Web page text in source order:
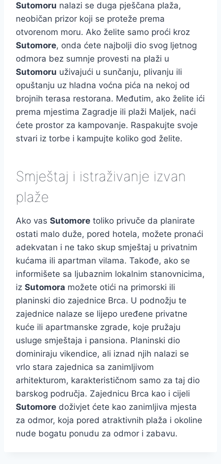
Sutomoru nalazi se duga pješčana plaža,
neobičan prizor koji se proteže prema
otvorenom moru. Ako želite samo proći kroz
Sutomore, onda ćete najbolji dio svog ljetnog
odmora bez sumnje provesti na plaži u
Sutomoru uživajući u sunčanju, plivanju ili
opuštanju uz hladna voćna pića na nekoj od
brojnih terasa restorana. Međutim, ako želite ići
prema mjestima Zagradje ili plaži Maljek, naći
ćete prostor za kampovanje. Raspakujte svoje
stvari iz torbe i kampujte koliko god želite.
Smještaj i istraživanje izvan
plaže
Ako vas Sutomore toliko privuče da planirate
ostati malo duže, pored hotela, možete pronaći
adekvatan i ne tako skup smještaj u privatnim
kućama ili apartman vilama. Takođe, ako se
informišete sa ljubaznim lokalnim stanovnicima,
iz Sutomora možete otići na primorski ili
planinski dio zajednice Brca. U podnožju te
zajednice nalaze se lijepo uređene privatne
kuće ili apartmanske zgrade, koje pružaju
usluge smještaja i pansiona. Planinski dio
dominiraju vikendice, ali iznad njih nalazi se
vrlo stara zajednica sa zanimljivom
arhitekturom, karakterističnom samo za taj dio
barskog područja. Zajednicu Brca kao i cijeli
Sutomore doživjet ćete kao zanimljiva mjesta
za odmor, koja pored atraktivnih plaža i okoline
nude bogatu ponudu za odmor i zabavu.